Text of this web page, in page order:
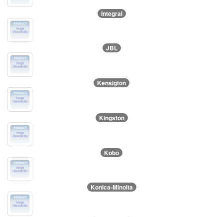
Integral
JBL
Kensigton
Kingston
Kobo
Konica-Minolta